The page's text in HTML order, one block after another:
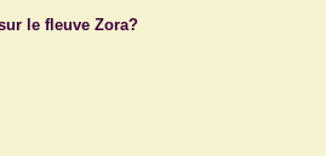
le fleuve Zora?